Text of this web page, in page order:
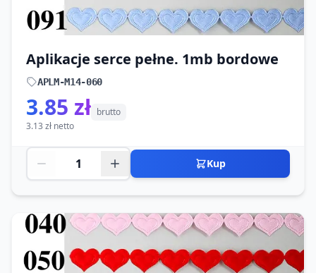
Aplikacje serce pełne. 1mb bordowe
APLM-M14-060
3.85 zł brutto
3.13 zł netto
Kup